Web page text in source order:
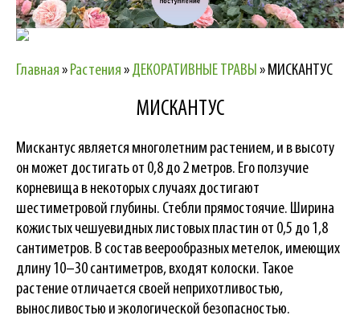
Главная» Растения»ДЕКОРАТИВНЫЕ ТРАВЫ » МИСКАНТУС
МИСКАНТУС
Мискантус является многолетним растением, и в высоту
он может достигать от 0,8 до 2 метров. Его ползучие
корневища в некоторых случаях достигают
шестиметровой глубины. Стебли прямостоячие. Ширина
кожистых чешуевидных листовых пластин от 0,5 до 1,8
сантиметров. В состав веерообразных метелок, имеющих
длину 10–30 сантиметров, входят колоски. Такое
растение отличается своей неприхотливостью,
выносливостью и экологической безопасностью.